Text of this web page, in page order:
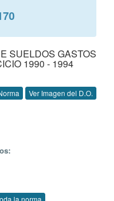
SUELDOS GASTOS
1990 - 1994
Ver Imagen del D.O.
la norma